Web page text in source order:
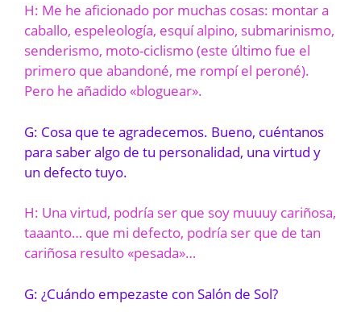
H: Me he aficionado por muchas cosas: montar a
caballo, espeleología, esquí alpino, submarinismo,
senderismo, moto-ciclismo (este último fue el
primero que abandoné, me rompí el peroné).
Pero he añadido «bloguear».
G: Cosa que te agradecemos. Bueno, cuéntanos
para saber algo de tu personalidad, una virtud y
un defecto tuyo.
H: Una virtud, podría ser que soy muuuy cariñosa,
taaanto… que mi defecto, podría ser que de tan
cariñosa resulto «pesada»…
G: ¿Cuándo empezaste con Salón de Sol?